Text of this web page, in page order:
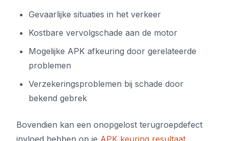
Gevaarlijke situaties in het verkeer
Kostbare vervolgschade aan de motor
Mogelijke APK afkeuring door gerelateerde
problemen
Verzekeringsproblemen bij schade door
bekend gebrek
Bovendien kan een onopgelost terugroepdefect
invloed hebben op je APK keuring resultaat,